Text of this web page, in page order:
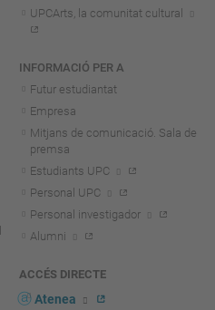
UPCArts, la comunitat cultural
INFORMACIÓ PER A
Futur estudiantat
Empresa
Mitjans de comunicació. Sala de
premsa
Estudiants UPC
Personal UPC
Personal investigador
Alumni
ACCÉS DIRECTE
Atenea